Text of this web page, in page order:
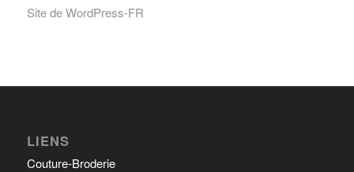
Site de WordPress-FR
LIENS
Couture-Broderie